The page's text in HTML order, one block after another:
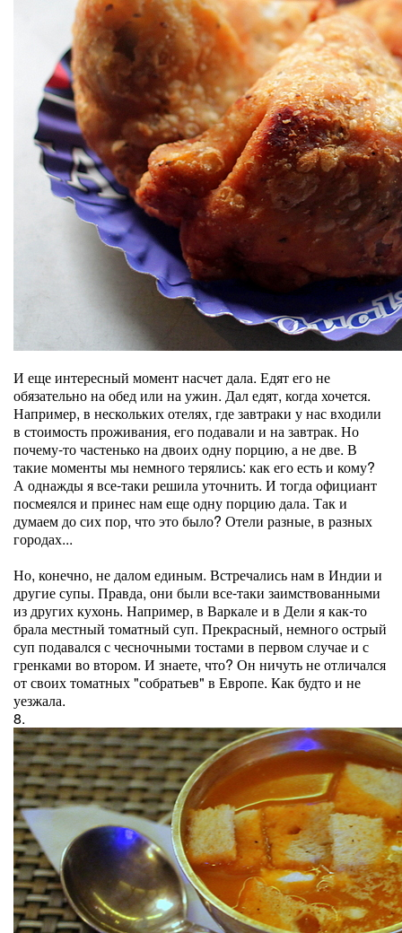
И еще интересный момент насчет дала. Едят его не
обязательно на обед или на ужин. Дал едят, когда хочется.
Например, в нескольких отелях, где завтраки у нас входили
в стоимость проживания, его подавали и на завтрак. Но
почему-то частенько на двоих одну порцию, а не две. В
такие моменты мы немного терялись: как его есть и кому?
А однажды я все-таки решила уточнить. И тогда официант
посмеялся и принес нам еще одну порцию дала. Так и
думаем до сих пор, что это было? Отели разные, в разных
городах...
Но, конечно, не далом единым. Встречались нам в Индии и
другие супы. Правда, они были все-таки заимствованными
из других кухонь. Например, в Варкале и в Дели я как-то
брала местный томатный суп. Прекрасный, немного острый
суп подавался с чесночными тостами в первом случае и с
гренками во втором. И знаете, что? Он ничуть не отличался
от своих томатных "собратьев" в Европе. Как будто и не
уезжала.
8.